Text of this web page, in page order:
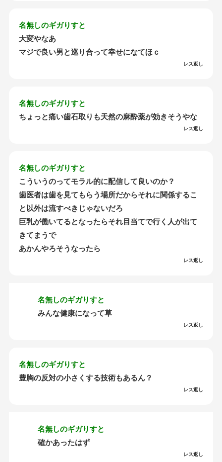
名無しのギガりすと
大変やなあ
マジで良い男と巡り合って幸せになてほｃ
レス返し
名無しのギガりすと
ちょっと痛い歯石取りも天然の麻酔薬が効きそうやな
レス返し
名無しのギガりすと
こういうのってモラル的に配信して良いのか？
歯医者は歯を見てもらう場所だからそれに関係するこ
と以外は流すべきじゃないだろ
巨乳が働いてるとなったらそれ目当てで行く人が出て
きてまうで
あかんやろそうなったら
レス返し
名無しのギガりすと
みんな健康になって草
レス返し
名無しのギガりすと
豊胸の反対の小さくする技術もあるん？
レス返し
名無しのギガりすと
確かあったはず
レス返し